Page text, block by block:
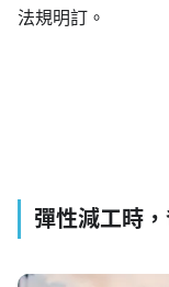
法規明訂。
彈性減工時